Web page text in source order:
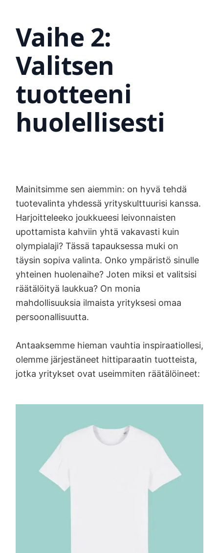
Vaihe 2:
Valitsen
tuotteeni
huolellisesti
Mainitsimme sen aiemmin: on hyvä tehdä
tuotevalinta yhdessä yrityskulttuurisi kanssa.
Harjoitteleeko joukkueesi leivonnaisten
upottamista kahviin yhtä vakavasti kuin
olympialaji? Tässä tapauksessa muki on
täysin sopiva valinta. Onko ympäristö sinulle
yhteinen huolenaihe? Joten miksi et valitsisi
räätälöityä laukkua? On monia
mahdollisuuksia ilmaista yrityksesi omaa
persoonallisuutta.
Antaaksemme hieman vauhtia inspiraatiollesi,
olemme järjestäneet hittiparaatin tuotteista,
jotka yritykset ovat useimmiten räätälöineet: